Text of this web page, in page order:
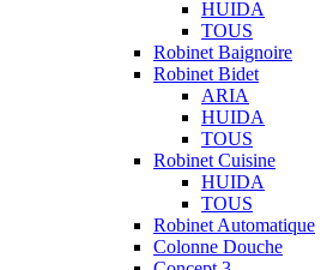
HUIDA
TOUS
Robinet Baignoire
Robinet Bidet
ARIA
HUIDA
TOUS
Robinet Cuisine
HUIDA
TOUS
Robinet Automatique
Colonne Douche